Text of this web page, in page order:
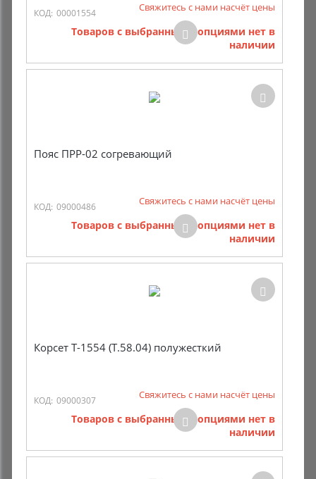
КОД: 00001554 Свяжитесь с нами насчёт цены
Товаров с выбранными опциями нет в
наличии
Пояс ПРР-02 согревающий
КОД: 09000486 Свяжитесь с нами насчёт цены
Товаров с выбранными опциями нет в
наличии
Корсет Т-1554 (Т.58.04) полужесткий
КОД: 09000307 Свяжитесь с нами насчёт цены
Товаров с выбранными опциями нет в
наличии